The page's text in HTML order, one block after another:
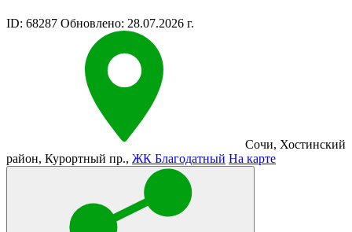
ID: 68287 Обновлено: 28.07.2026 г.
Сочи, Хостинский
район, Курортный пр., ЖК Благодатный На карте